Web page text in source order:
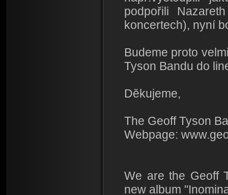
podpořili
koncertech), nyní
Budeme proto
Tyson Bandu do
Děkujeme,
The Geoff Tyson
Webpage:
We are the Geoff
new album